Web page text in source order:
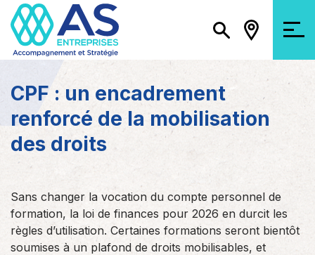
CPF : un encadrement
renforcé de la mobilisation
des droits
Sans changer la vocation du compte personnel de
formation, la loi de finances pour 2026 en durcit les
règles d’utilisation. Certaines formations seront bientôt
soumises à un plafond de droits mobilisables, et